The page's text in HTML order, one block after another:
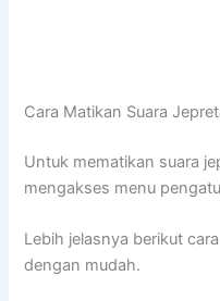
Cara Matikan Suara
Untuk mematikan suara
mengakses menu
Lebih jelasnya berikut
dengan mudah.